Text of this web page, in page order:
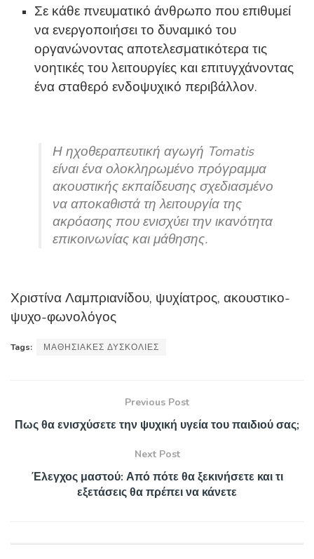
Σε κάθε πνευματικό άνθρωπο που επιθυμεί
να ενεργοποιήσει το δυναμικό του
οργανώνοντας αποτελεσματικότερα τις
νοητικές του λειτουργίες και επιτυγχάνοντας
ένα σταθερό ενδοψυχικό περιβάλλον.
Η ηχοθεραπευτική αγωγή Tomatis
είναι ένα ολοκληρωμένο πρόγραμμα
ακουστικής εκπαίδευσης σχεδιασμένο
να αποκαθιστά τη λειτουργία της
ακρόασης που ενισχύει την ικανότητα
επικοινωνίας και μάθησης.
Χριστίνα Λαμπριανίδου, ψυχίατρος, ακουστικο-
ψυχο-φωνολόγος
Tags: ΜΑΘΗΣΙΑΚΕΣ ΔΥΣΚΟΛΙΕΣ
Previous Post
Πως θα ενισχύσετε την ψυχική υγεία του παιδιού σας;
Next Post
Έλεγχος μαστού: Από πότε θα ξεκινήσετε και τι
εξετάσεις θα πρέπει να κάνετε